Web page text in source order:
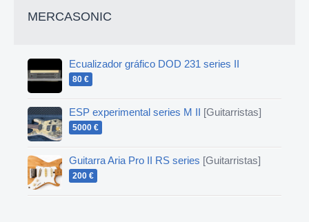
MERCASONIC
Ecualizador gráfico DOD 231 series II
80 €
ESP experimental series M II [Guitarristas]
5000 €
Guitarra Aria Pro II RS series [Guitarristas]
200 €